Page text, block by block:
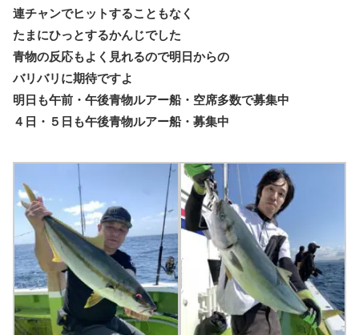
連チャンでヒットすることもなく
たまにひっとするかんじでした
青物の反応もよく見れるので明日からの
バリバリに期待ですよ
明日も午前・午後青物ルアー船・空席多数で募集中
４日・５日も午後青物ルアー船・募集中